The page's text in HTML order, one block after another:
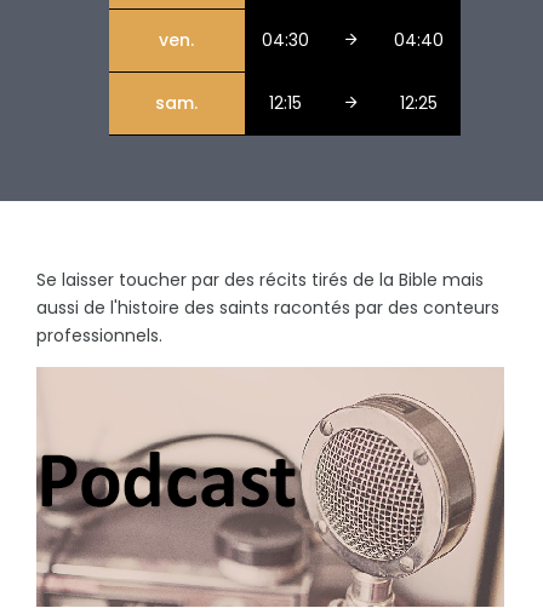
ven. 04:30 04:40
sam. 12:15 12:25
Se laisser toucher par des récits tirés de la Bible mais
aussi de l'histoire des saints racontés par des conteurs
professionnels.